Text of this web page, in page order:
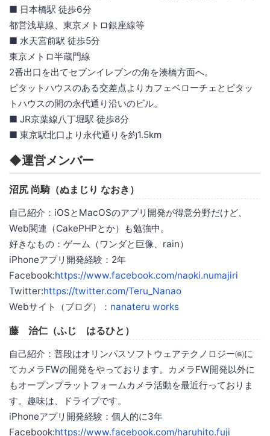
■ 日本橋駅 徒歩6分
都営浅草線、東京メトロ銀座線等
■ 水天宮前駅 徒歩5分
東京メトロ半蔵門線
2番出口を出てセブンイレブンの角を湊橋方面へ。
ピタットハウスのある交差点よりカフェベローチェとピタッ
トハウスの間の永代通り沿いのビル。
■ JR京葉線八丁堀駅 徒歩8分
■ 東京駅北口より永代通りを約1.5km
◆運営メンバー
沼尻 尚騎（ぬまじり なおき）
自己紹介：iOSとMacOSのアプリ開発が得意分野だけど、
Web関連（CakePHPとか）も勉強中。
好きなもの：ゲーム（ワンダと巨像、rain）
iPhoneアプリ開発経験：2年
Facebook:https://www.facebook.com/naoki.numajiri
Twitter:https://twitter.com/Teru_Nanao
Webサイト（ブログ）： nanateru works
藤 治仁（ふじ はるひと）
自己紹介：普段はオリンパスソフトウェアテクノロジー㈱に
てカメラFWの開発をやっております。カメラFW開発以外に
もオープンプラットフォームカメラ活動を最近行っておりま
す。趣味は、ドライブです。
iPhoneアプリ開発経験：個人的に3年
Facebook:https://www.facebook.com/haruhito.fuji